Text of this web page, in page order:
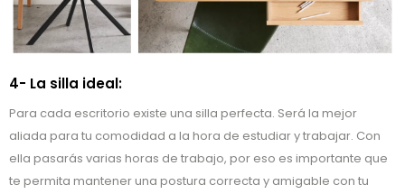
4- La silla ideal:
Para cada escritorio existe una silla perfecta. Será la mejor
aliada para tu comodidad a la hora de estudiar y trabajar. Con
ella pasarás varias horas de trabajo, por eso es importante que
te permita mantener una postura correcta y amigable con tu